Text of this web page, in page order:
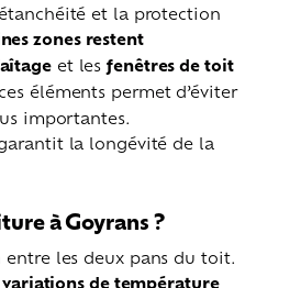
et la protection
zones restent
et lesfenêtres de toit
éléments permet d’éviter
importantes.
la longévité de la
à Goyrans ?
les deux pans du toit.
variations de température